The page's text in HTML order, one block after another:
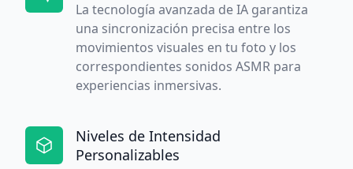
La tecnología avanzada de IA garantiza
una sincronización precisa entre los
movimientos visuales en tu foto y los
correspondientes sonidos ASMR para
experiencias inmersivas.
Niveles de Intensidad
Personalizables